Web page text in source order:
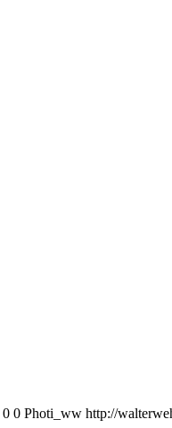
0 0 Photi_ww http://